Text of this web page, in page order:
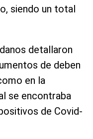
siendo un total
detallaron
de deben
en la
se encontraba
de Covid-